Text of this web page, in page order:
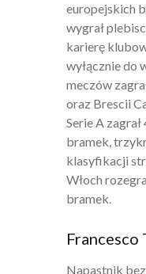
europejskich
wygrał
karierę
wyłącznie do
meczów
oraz Brescii
Serie A
bramek,
klasyfikacji
Włoch
bramek.
Francesco
Napastnik